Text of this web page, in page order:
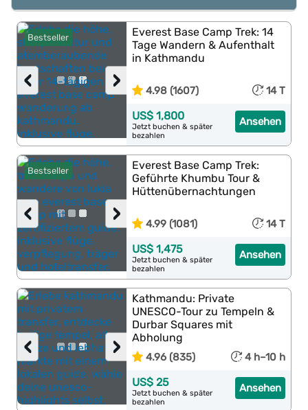
Bestseller
›
‹
Everest Base Camp Trek: 14
Tage Wandern & Aufenthalt
in Kathmandu
4.98 (1607) 14 T
Ansehen
US$ 1,800
Jetzt buchen & später
bezahlen
Bestseller
›
‹
Everest Base Camp Trek:
Geführte Khumbu Tour &
Hüttenübernachtungen
4.99 (1081) 14 T
Ansehen
US$ 1,475
Jetzt buchen & später
bezahlen
›
‹
Kathmandu: Private
UNESCO-Tour zu Tempeln &
Durbar Squares mit
Abholung
4.96 (835) 4 h–10 h
Ansehen
US$ 25
Jetzt buchen & später
bezahlen